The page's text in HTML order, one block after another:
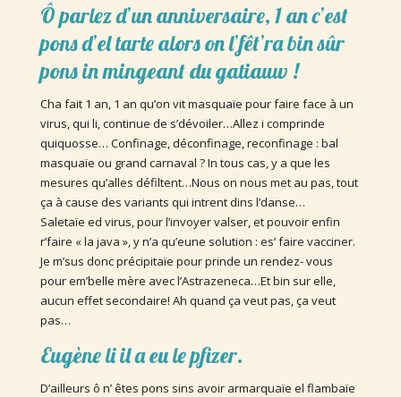
Ô parlez d’un anniversaire, 1 an c’est
pons d’el tarte alors on l’fêt’ra bin sûr
pons in mingeant du gatiauw !
Cha fait 1 an, 1 an qu’on vit masquaïe pour faire face à un
virus, qui li, continue de s’dévoiler…Allez i comprinde
quiquosse… Confinage, déconfinage, reconfinage : bal
masquaïe ou grand carnaval ? In tous cas, y a que les
mesures qu’alles défiltent…Nous on nous met au pas, tout
ça à cause des variants qui intrent dins l’danse…
Saletaïe ed virus, pour l’invoyer valser, et pouvoir enfin
r’faire « la java », y n’a qu’eune solution : es’ faire vacciner.
Je m’sus donc précipitaïe pour prinde un rendez- vous
pour em’belle mère avec l’Astrazeneca…Et bin sur elle,
aucun effet secondaire! Ah quand ça veut pas, ça veut
pas…
Eugène li il a eu le pfizer.
D’ailleurs ô n’ êtes pons sins avoir armarquaïe el flambaïe